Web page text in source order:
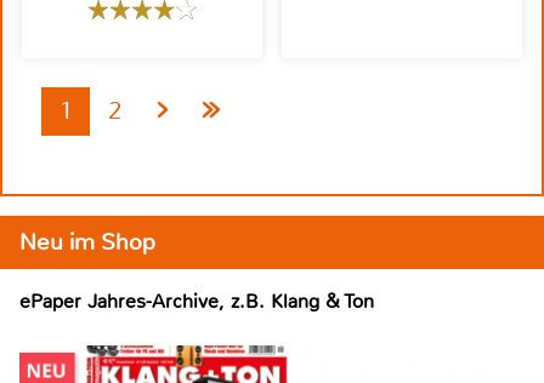
1 2
Neu im Shop
ePaper Jahres-Archive, z.B. Klang & Ton